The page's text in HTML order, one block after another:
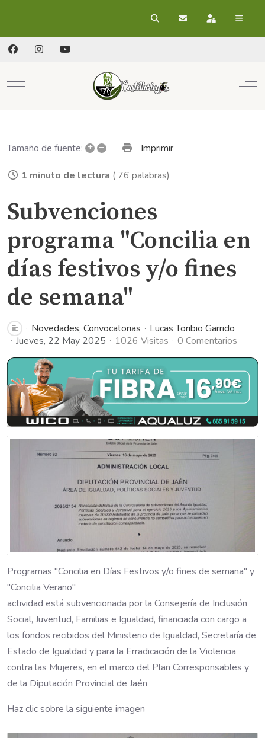
BuscarSuscribirse a las
Registrarse
Mobile Menu Toggle
Tamaño de fuente: + – Imprimir
1 minuto de lectura ( 76 palabras)
Subvenciones
programa "Concilia en
días festivos y/o fines
de semana"
Novedades Convocatorias
Lucas Toribio Garrido
Jueves, 22 May 2025
1026 Visitas 0 Comentarios
Programas "Concilia en Días Festivos y/o fines de semana" y
"Concilia Verano"
actividad está subvencionada por la Consejería de Inclusión
Social, Juventud, Familias e Igualdad, financiada con cargo a
los fondos recibidos del Ministerio de Igualdad, Secretaría de
Estado de Igualdad y para la Erradicación de la Violencia
contra las Mujeres, en el marco del Plan Corresponsables y
de la Diputación Provincial de Jaén
Haz clic sobre la siguiente imagen